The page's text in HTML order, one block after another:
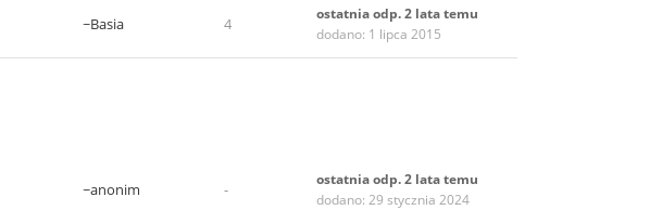
~Basia 4
ostatnia odp. 2 lata temu
dodano: 1 lipca 2015
~anonim -
ostatnia odp. 2 lata temu
dodano: 29 stycznia 2024